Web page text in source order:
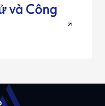
và Công